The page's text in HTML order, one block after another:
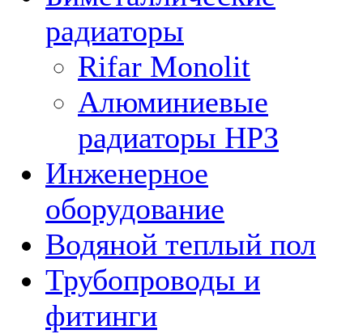
радиаторы
Rifar Monolit
Алюминиевые
радиаторы НРЗ
Инженерное
оборудование
Водяной теплый пол
Трубопроводы и
фитинги